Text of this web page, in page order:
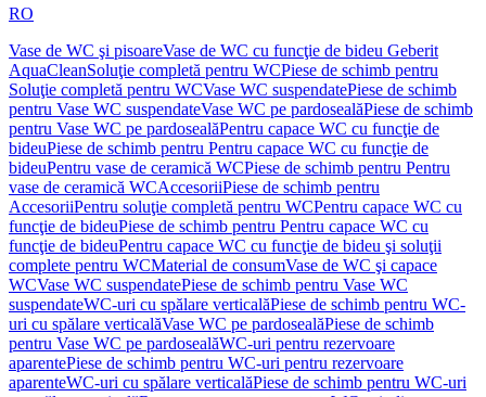
RO
Vase de WC şi pisoareVase de WC cu funcţie de bideu Geberit
AquaCleanSoluţie completă pentru WCPiese de schimb pentru
Soluţie completă pentru WCVase WC suspendatePiese de schimb
pentru Vase WC suspendateVase WC pe pardosealăPiese de schimb
pentru Vase WC pe pardosealăPentru capace WC cu funcţie de
bideuPiese de schimb pentru Pentru capace WC cu funcţie de
bideuPentru vase de ceramică WCPiese de schimb pentru Pentru
vase de ceramică WCAccesoriiPiese de schimb pentru
AccesoriiPentru soluţie completă pentru WCPentru capace WC cu
funcţie de bideuPiese de schimb pentru Pentru capace WC cu
funcţie de bideuPentru capace WC cu funcţie de bideu şi soluţii
complete pentru WCMaterial de consumVase de WC şi capace
WCVase WC suspendatePiese de schimb pentru Vase WC
suspendateWC-uri cu spălare verticalăPiese de schimb pentru WC-
uri cu spălare verticalăVase WC pe pardosealăPiese de schimb
pentru Vase WC pe pardosealăWC-uri pentru rezervoare
aparentePiese de schimb pentru WC-uri pentru rezervoare
aparenteWC-uri cu spălare verticalăPiese de schimb pentru WC-uri